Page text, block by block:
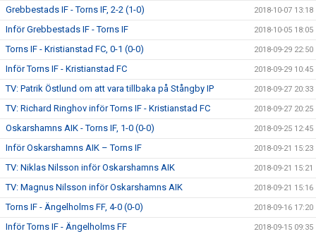
Grebbestads IF - Torns IF, 2-2 (1-0) 2018-10-07 13:18
Inför Grebbestads IF - Torns IF 2018-10-05 18:05
Torns IF - Kristianstad FC, 0-1 (0-0) 2018-09-29 22:50
Inför Torns IF - Kristianstad FC 2018-09-29 10:45
TV: Patrik Östlund om att vara tillbaka på Stångby IP 2018-09-27 20:33
TV: Richard Ringhov inför Torns IF - Kristianstad FC 2018-09-27 20:25
Oskarshamns AIK - Torns IF, 1-0 (0-0) 2018-09-25 12:45
Inför Oskarshamns AIK – Torns IF 2018-09-21 15:23
TV: Niklas Nilsson inför Oskarshamns AIK 2018-09-21 15:21
TV: Magnus Nilsson inför Oskarshamns AIK 2018-09-21 15:16
Torns IF - Ängelholms FF, 4-0 (0-0) 2018-09-16 17:20
Inför Torns IF - Ängelholms FF 2018-09-15 09:35